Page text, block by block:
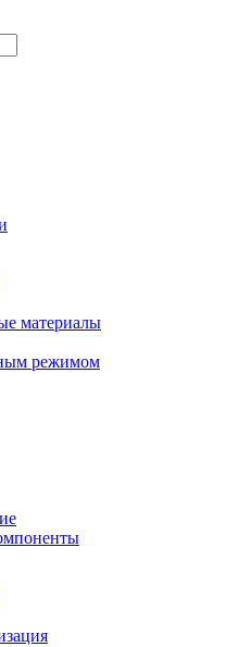
материалы
режимом